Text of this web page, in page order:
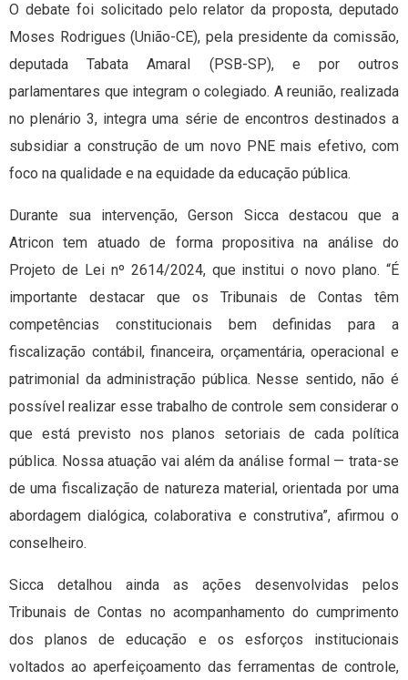
O debate foi solicitado pelo relator da proposta, deputado
Moses Rodrigues (União-CE), pela presidente da comissão,
deputada Tabata Amaral (PSB-SP), e por outros
parlamentares que integram o colegiado. A reunião, realizada
no plenário 3, integra uma série de encontros destinados a
subsidiar a construção de um novo PNE mais efetivo, com
foco na qualidade e na equidade da educação pública.
Durante sua intervenção, Gerson Sicca destacou que a
Atricon tem atuado de forma propositiva na análise do
Projeto de Lei nº 2614/2024, que institui o novo plano. “É
importante destacar que os Tribunais de Contas têm
competências constitucionais bem definidas para a
fiscalização contábil, financeira, orçamentária, operacional e
patrimonial da administração pública. Nesse sentido, não é
possível realizar esse trabalho de controle sem considerar o
que está previsto nos planos setoriais de cada política
pública. Nossa atuação vai além da análise formal — trata-se
de uma fiscalização de natureza material, orientada por uma
abordagem dialógica, colaborativa e construtiva”, afirmou o
conselheiro.
Sicca detalhou ainda as ações desenvolvidas pelos
Tribunais de Contas no acompanhamento do cumprimento
dos planos de educação e os esforços institucionais
voltados ao aperfeiçoamento das ferramentas de controle,